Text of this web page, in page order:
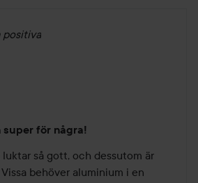
positiva
1 år
super för några!
så gott, och dessutom är
behöver aluminium i en